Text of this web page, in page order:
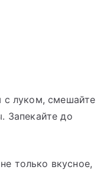
с луком, смешайте
Запекайте до
только вкусное,